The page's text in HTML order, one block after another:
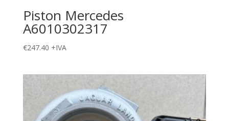
Piston Mercedes
A6010302317
€247.40 +IVA